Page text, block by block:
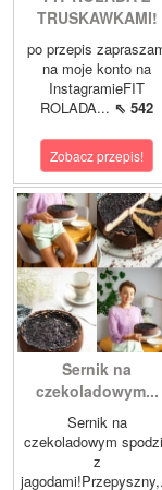
TRUSKAWKAMI!
po przepis
na moje konto na
InstagramieFIT
ROLADA... ⇖ 542
Zobacz przepis!
Sernik na
czekoladowym...
Sernik na
czekoladowym
z